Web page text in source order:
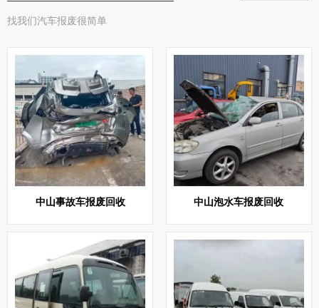
找我们汽车报废很简单
中山事故车报废回收 中山泡水车报废回收